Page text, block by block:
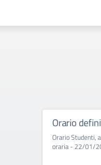
Orario
Orario Studenti,
oraria - 22/01/